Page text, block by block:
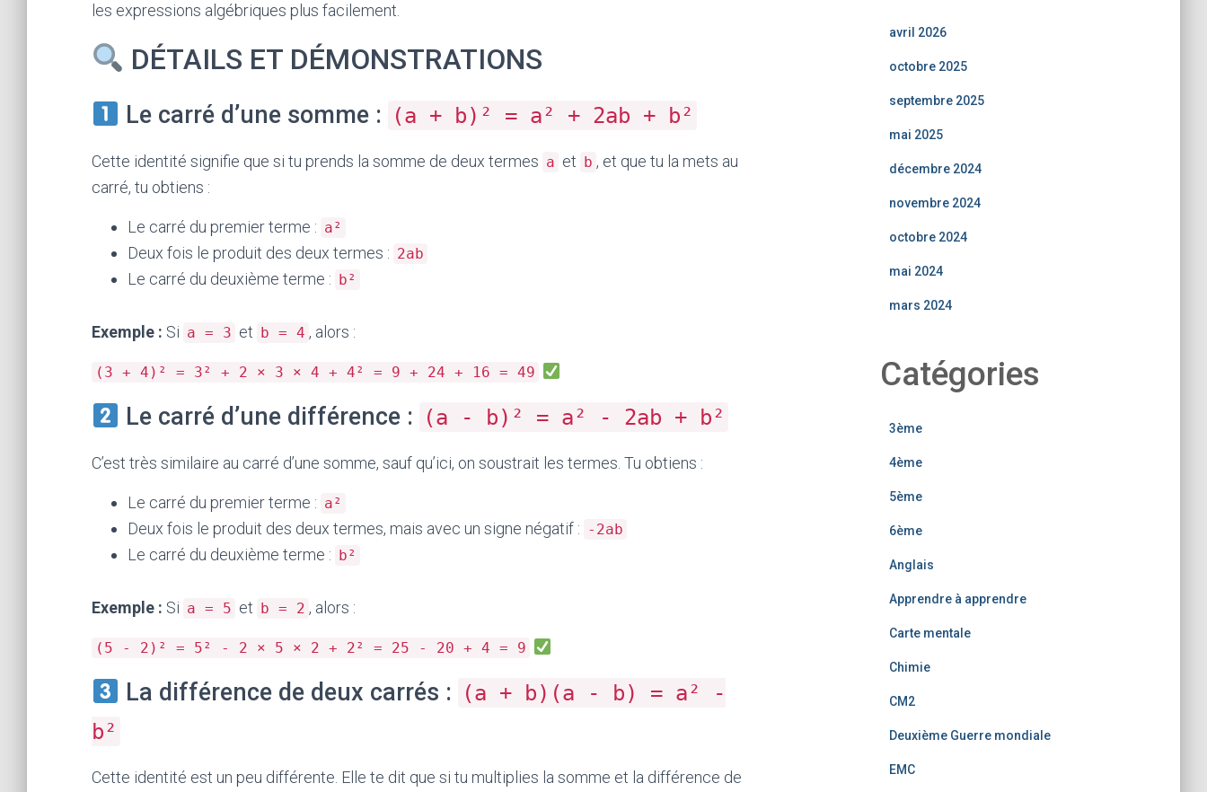
les expressions algébriques plus facilement.
DÉTAILS ET DÉMONSTRATIONS
Le carré d’une somme : (a + b)² = a² + 2ab + b²
Cette identité signifie que si tu prends la somme de deux termes a et b , et que tu la mets au
carré, tu obtiens :
Le carré du premier terme : a²
Deux fois le produit des deux termes : 2ab
Le carré du deuxième terme : b²
Exemple : Si a = 3 et b = 4 , alors :
(3 + 4)² = 3² + 2 × 3 × 4 + 4² = 9 + 24 + 16 = 49
Le carré d’une différence : (a - b)² = a² - 2ab + b²
C’est très similaire au carré d’une somme, sauf qu’ici, on soustrait les termes. Tu obtiens :
Le carré du premier terme : a²
Deux fois le produit des deux termes, mais avec un signe négatif : -2ab
Le carré du deuxième terme : b²
Exemple : Si a = 5 et b = 2 , alors :
(5 - 2)² = 5² - 2 × 5 × 2 + 2² = 25 - 20 + 4 = 9
La différence de deux carrés :
(a + b)(a - b) = a² -
b²
Cette identité est un peu différente. Elle te dit que si tu multiplies la somme et la différence de
avril 2026
octobre 2025
septembre 2025
mai 2025
décembre 2024
novembre 2024
octobre 2024
mai 2024
mars 2024
Catégories
3ème
4ème
5ème
6ème
Anglais
Apprendre à apprendre
Carte mentale
Chimie
CM2
Deuxième Guerre mondiale
EMC